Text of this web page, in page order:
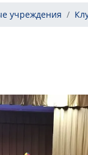
учреждения